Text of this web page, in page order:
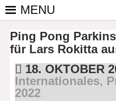
Skip
ist der
bundesweite
Zusammenschluss
kooperierenden
Vereinen und
Einzelpersonen,
MENU
Ping Pong
für Lars Rokitta
18. OKTOBER
Internationales,
2022